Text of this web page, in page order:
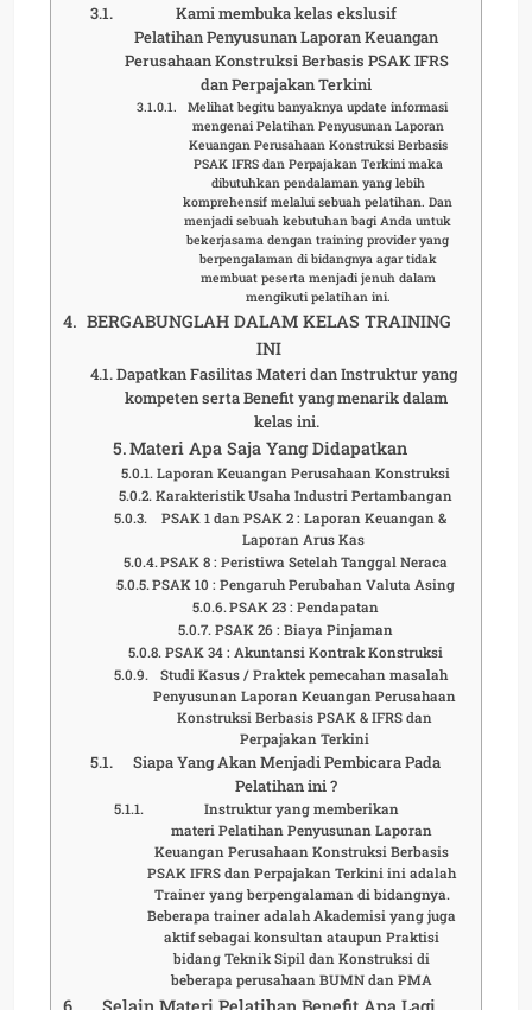
Kami membuka kelas ekslusif
Pelatihan Penyusunan Laporan Keuangan
Perusahaan Konstruksi Berbasis PSAK IFRS
dan Perpajakan Terkini
Melihat begitu banyaknya update informasi
mengenai Pelatihan Penyusunan Laporan
Keuangan Perusahaan Konstruksi Berbasis
PSAK IFRS dan Perpajakan Terkini maka
dibutuhkan pendalaman yang lebih
komprehensif melalui sebuah pelatihan. Dan
menjadi sebuah kebutuhan bagi Anda untuk
bekerjasama dengan training provider yang
berpengalaman di bidangnya agar tidak
membuat peserta menjadi jenuh dalam
mengikuti pelatihan ini.
BERGABUNGLAH DALAM KELAS TRAINING
INI
Dapatkan Fasilitas Materi dan Instruktur yang
kompeten serta Benefit yang menarik dalam
kelas ini.
Materi Apa Saja Yang Didapatkan
Laporan Keuangan Perusahaan Konstruksi
Karakteristik Usaha Industri Pertambangan
PSAK 1 dan PSAK 2 : Laporan Keuangan &
Laporan Arus Kas
PSAK 8 : Peristiwa Setelah Tanggal Neraca
PSAK 10 : Pengaruh Perubahan Valuta Asing
PSAK 23 : Pendapatan
PSAK 26 : Biaya Pinjaman
PSAK 34 : Akuntansi Kontrak Konstruksi
Studi Kasus / Praktek pemecahan masalah
Penyusunan Laporan Keuangan Perusahaan
Konstruksi Berbasis PSAK & IFRS dan
Perpajakan Terkini
Siapa Yang Akan Menjadi Pembicara Pada
Pelatihan ini ?
Instruktur yang memberikan
materi Pelatihan Penyusunan Laporan
Keuangan Perusahaan Konstruksi Berbasis
PSAK IFRS dan Perpajakan Terkini ini adalah
Trainer yang berpengalaman di bidangnya.
Beberapa trainer adalah Akademisi yang juga
aktif sebagai konsultan ataupun Praktisi
bidang Teknik Sipil dan Konstruksi di
beberapa perusahaan BUMN dan PMA